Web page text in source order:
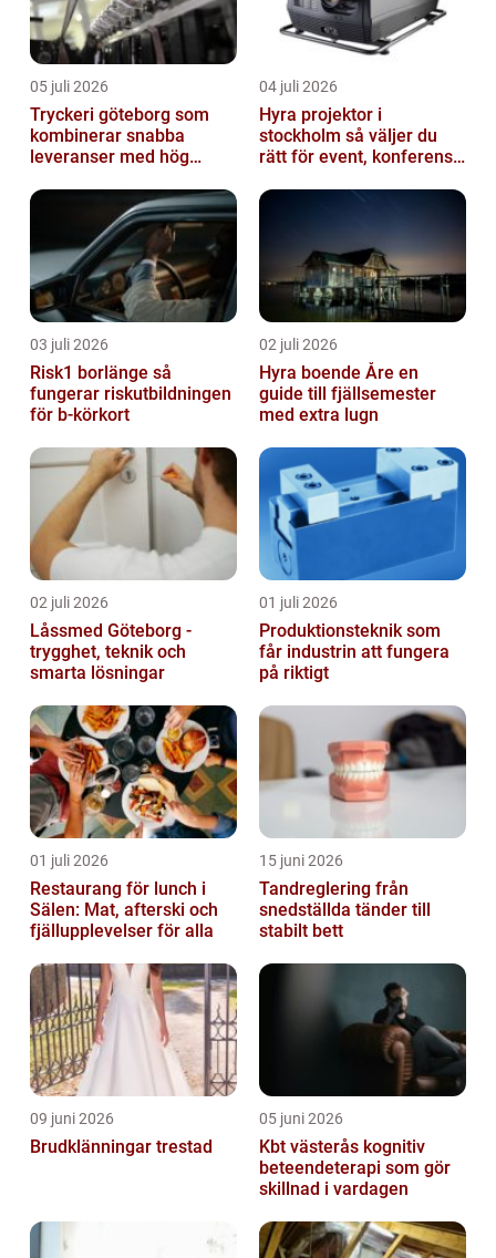
05 juli 2026
Tryckeri göteborg som
kombinerar snabba
leveranser med hög
04 juli 2026
Hyra projektor i
stockholm så väljer du
rätt för event, konferens
03 juli 2026
Risk1 borlänge så
fungerar riskutbildningen
för b-körkort
02 juli 2026
Hyra boende Åre en
guide till fjällsemester
med extra lugn
02 juli 2026
Låssmed Göteborg -
trygghet, teknik och
smarta lösningar
01 juli 2026
Produktionsteknik som
får industrin att fungera
på riktigt
01 juli 2026
Restaurang för lunch i
Sälen: Mat, afterski och
fjällupplevelser för alla
15 juni 2026
Tandreglering från
snedställda tänder till
stabilt bett
09 juni 2026
Brudklänningar trestad
05 juni 2026
Kbt västerås kognitiv
beteendeterapi som gör
skillnad i vardagen